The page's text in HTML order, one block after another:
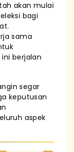
akan mulai
bagi
sama
berjalan
segar
keputusan
aspek